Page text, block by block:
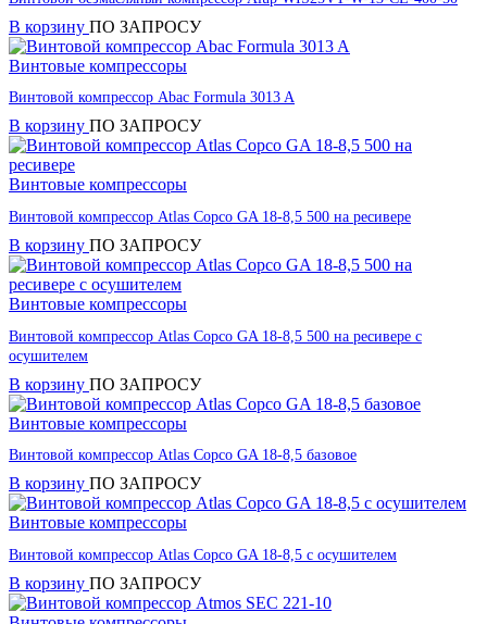
В корзину ПО ЗАПРОСУ
Винтовые компрессоры
Винтовой компрессор Abac Formula 3013 A
В корзину ПО ЗАПРОСУ
Винтовые компрессоры
Винтовой компрессор Atlas Copco GA 18-8,5 500 на ресивере
В корзину ПО ЗАПРОСУ
Винтовые компрессоры
Винтовой компрессор Atlas Copco GA 18-8,5 500 на ресивере с
осушителем
В корзину ПО ЗАПРОСУ
Винтовые компрессоры
Винтовой компрессор Atlas Copco GA 18-8,5 базовое
В корзину ПО ЗАПРОСУ
Винтовые компрессоры
Винтовой компрессор Atlas Copco GA 18-8,5 с осушителем
В корзину ПО ЗАПРОСУ